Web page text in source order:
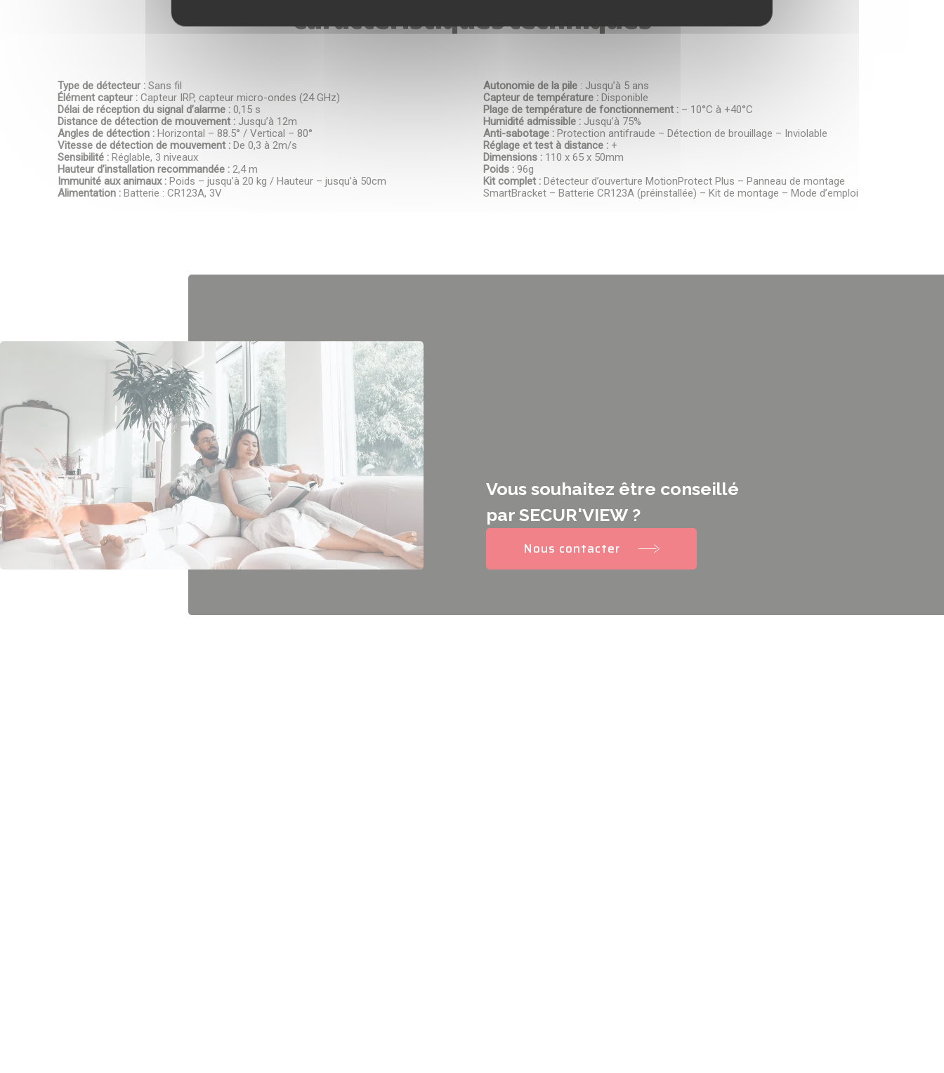
Caractéristiques techniques
Type de détecteur : Sans fil
Élément capteur : Capteur IRP, capteur micro-ondes (24 GHz)
Délai de réception du signal d’alarme : 0,15 s
Distance de détection de mouvement : Jusqu’à 12m
Angles de détection : Horizontal – 88.5° / Vertical – 80°
Vitesse de détection de mouvement : De 0,3 à 2m/s
Sensibilité : Réglable, 3 niveaux
Hauteur d’installation recommandée : 2,4 m
Immunité aux animaux : Poids – jusqu’à 20 kg / Hauteur – jusqu’à 50cm
Alimentation : Batterie : CR123A, 3V
Autonomie de la pile : Jusqu’à 5 ans
Capteur de température : Disponible
Plage de température de fonctionnement : – 10°C à +40°C
Humidité admissible : Jusqu’à 75%
Anti-sabotage : Protection antifraude – Détection de brouillage – Inviolable
Réglage et test à distance : +
Dimensions : 110 x 65 x 50mm
Poids : 96g
Kit complet : Détecteur d’ouverture MotionProtect Plus – Panneau de montage
SmartBracket – Batterie CR123A (préinstallée) – Kit de montage – Mode d’emploi
Vous souhaitez être conseillé
par SECUR'VIEW ?
Nous contacter